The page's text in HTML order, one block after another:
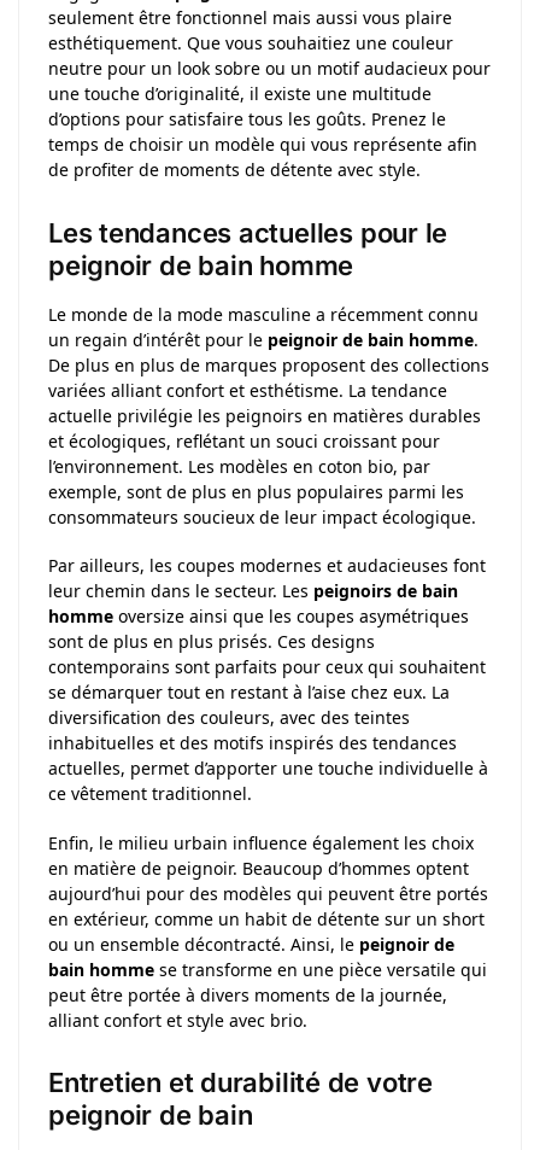
seulement être fonctionnel mais aussi vous plaire
esthétiquement. Que vous souhaitiez une couleur
neutre pour un look sobre ou un motif audacieux pour
une touche d’originalité, il existe une multitude
d’options pour satisfaire tous les goûts. Prenez le
temps de choisir un modèle qui vous représente afin
de profiter de moments de détente avec style.
Les tendances actuelles pour le
peignoir de bain homme
Le monde de la mode masculine a récemment connu
un regain d’intérêt pour le peignoir de bain homme.
De plus en plus de marques proposent des collections
variées alliant confort et esthétisme. La tendance
actuelle privilégie les peignoirs en matières durables
et écologiques, reflétant un souci croissant pour
l’environnement. Les modèles en coton bio, par
exemple, sont de plus en plus populaires parmi les
consommateurs soucieux de leur impact écologique.
Par ailleurs, les coupes modernes et audacieuses font
leur chemin dans le secteur. Les peignoirs de bain
homme oversize ainsi que les coupes asymétriques
sont de plus en plus prisés. Ces designs
contemporains sont parfaits pour ceux qui souhaitent
se démarquer tout en restant à l’aise chez eux. La
diversification des couleurs, avec des teintes
inhabituelles et des motifs inspirés des tendances
actuelles, permet d’apporter une touche individuelle à
ce vêtement traditionnel.
Enfin, le milieu urbain influence également les choix
en matière de peignoir. Beaucoup d’hommes optent
aujourd’hui pour des modèles qui peuvent être portés
en extérieur, comme un habit de détente sur un short
ou un ensemble décontracté. Ainsi, le peignoir de
bain homme se transforme en une pièce versatile qui
peut être portée à divers moments de la journée,
alliant confort et style avec brio.
Entretien et durabilité de votre
peignoir de bain